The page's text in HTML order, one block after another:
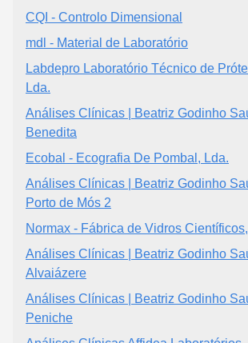
CQI - Controlo Dimensional
mdl - Material de Laboratório
Labdepro Laboratório Técnico de
Lda.
Análises Clínicas | Beatriz Godinho
Benedita
Ecobal - Ecografia De Pombal, Lda.
Análises Clínicas | Beatriz Godinho
Porto de Mós 2
Normax - Fábrica de Vidros
Análises Clínicas | Beatriz Godinho
Alvaiázere
Análises Clínicas | Beatriz Godinho
Peniche